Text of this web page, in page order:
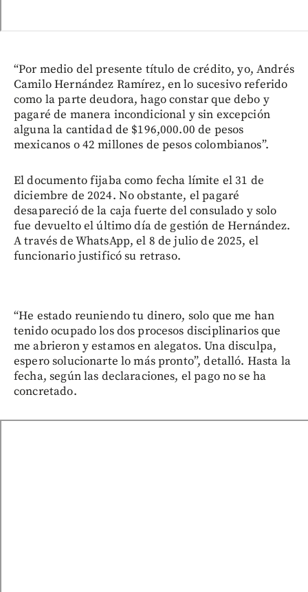
“Por medio del presente título de crédito, yo, Andrés
Camilo Hernández Ramírez, en lo sucesivo referido
como la parte deudora, hago constar que debo y
pagaré de manera incondicional y sin excepción
alguna la cantidad de $196,000.00 de pesos
mexicanos o 42 millones de pesos colombianos”.
El documento fijaba como fecha límite el 31 de
diciembre de 2024. No obstante, el pagaré
desapareció de la caja fuerte del consulado y solo
fue devuelto el último día de gestión de Hernández.
A través de WhatsApp, el 8 de julio de 2025, el
funcionario justificó su retraso.
“He estado reuniendo tu dinero, solo que me han
tenido ocupado los dos procesos disciplinarios que
me abrieron y estamos en alegatos. Una disculpa,
espero solucionarte lo más pronto”, detalló. Hasta la
fecha, según las declaraciones, el pago no se ha
concretado.